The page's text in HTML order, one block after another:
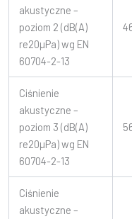
akustyczne –
poziom 2 (dB(A)
re20µPa) wg EN
60704-2-13
Ciśnienie
akustyczne –
poziom 3 (dB(A)
re20µPa) wg EN
60704-2-13
Ciśnienie
akustyczne –